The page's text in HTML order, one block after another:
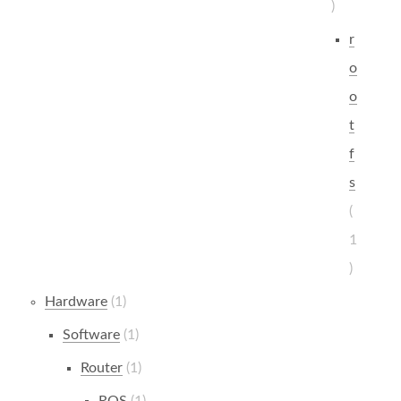
r
o
o
t
f
s
1
Hardware 1
Software 1
Router 1